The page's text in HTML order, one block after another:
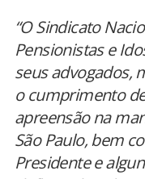
“O Sindicato
Pensionistas e
seus advogados,
o cumprimento
apreensão na
São Paulo, bem
Presidente e